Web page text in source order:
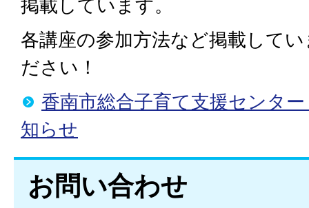
掲載しています。
各講座の参加方法など掲載して
ださい！
香南市総合子育て支援センタ
知らせ
お問い合わせ